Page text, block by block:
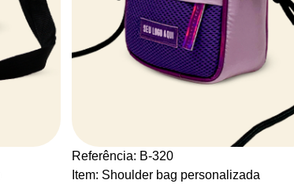
Referência: B-320
Item: Shoulder bag personalizada